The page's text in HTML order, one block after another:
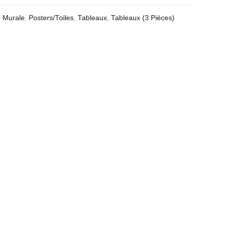
Murale, Posters/Toiles, Tableaux, Tableaux (3 Pièces)